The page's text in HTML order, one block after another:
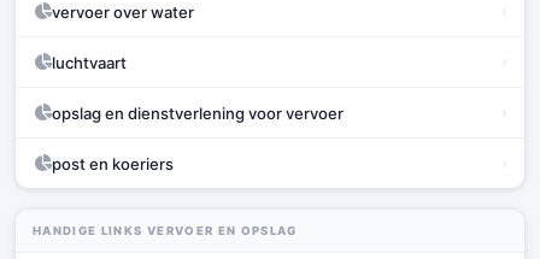
vervoer over water ›
luchtvaart ›
opslag en dienstverlening voor vervoer ›
post en koeriers ›
HANDIGE LINKS VERVOER EN OPSLAG